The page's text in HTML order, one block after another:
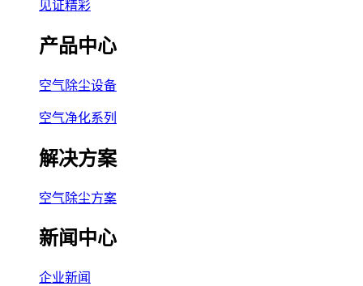
见证精彩
产品中心
空气除尘设备
空气净化系列
解决方案
空气除尘方案
新闻中心
企业新闻